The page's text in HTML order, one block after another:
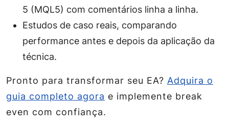
5 (MQL5) com comentários linha a linha.
Estudos de caso reais, comparando
performance antes e depois da aplicação da
técnica.
Pronto para transformar seu EA? Adquira o
guia completo agora e implemente break
even com confiança.